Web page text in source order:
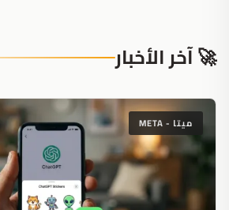
🚀 آخر الأخبار
ميتا - META